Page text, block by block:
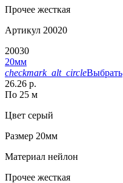
Прочее жесткая
Артикул 20020
20030
20мм
checkmark_alt_circleВыбрать
26.26 р.
По 25 м
Цвет серый
Размер 20мм
Материал нейлон
Прочее жесткая